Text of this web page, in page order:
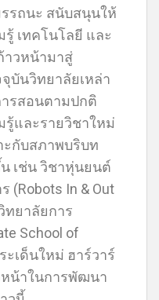
รถนะ สนับสนุนให้
เทคโนโลยี และ
าวหน้ามาสู่
บันวิทยาลัยเหล่า
ารสอนตามปกติ
และรายวิชาใหม่
ะกับสภาพบริบท
เช่น วิชาหุ่นยนต์
(Robots In & Out
ทยาลัยการ
School of
ะเด็นใหม่ ฮาร์วาร์
น้าในการพัฒนา